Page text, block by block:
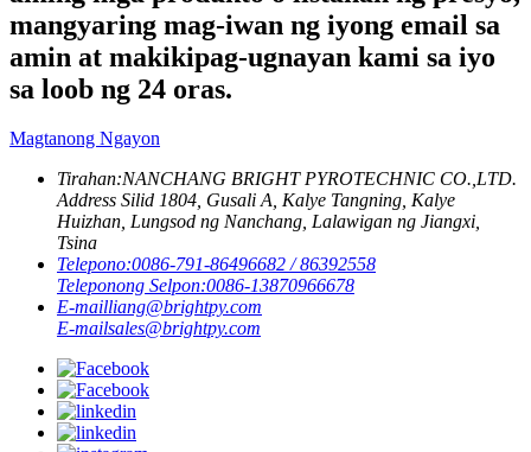
mangyaring mag-iwan ng iyong email sa
amin at makikipag-ugnayan kami sa iyo
sa loob ng 24 oras.
Magtanong Ngayon
Tirahan:NANCHANG BRIGHT PYROTECHNIC CO.,LTD.
Address Silid 1804, Gusali A, Kalye Tangning, Kalye
Huizhan, Lungsod ng Nanchang, Lalawigan ng Jiangxi,
Tsina
Telepono:0086-791-86496682 / 86392558
Teleponong Selpon:0086-13870966678
E-mailliang@brightpy.com
E-mailsales@brightpy.com